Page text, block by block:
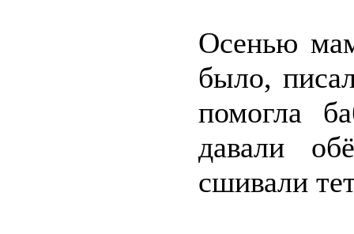
Осенью
было,
помогла
давали
сшивали